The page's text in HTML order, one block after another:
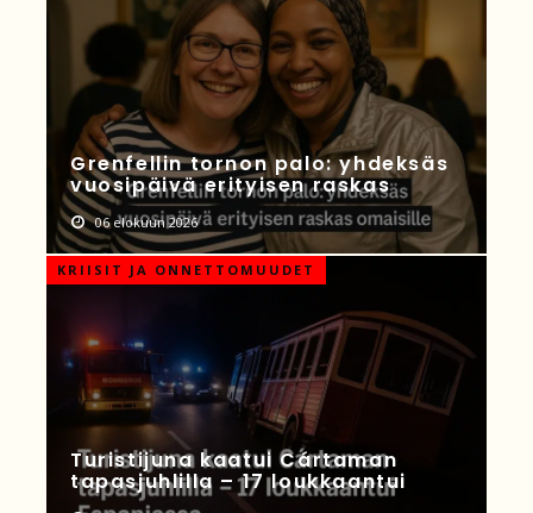
Grenfellin tornon palo: yhdeksäs
vuosipäivä erityisen raskas
06 elokuun 2026
KRIISIT JA ONNETTOMUUDET
Turistijuna kaatui Cártaman
tapasjuhlilla – 17 loukkaantui